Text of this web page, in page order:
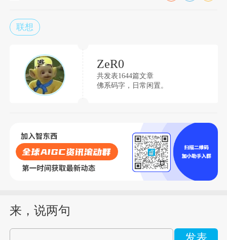
联想
ZeR0
共发表1644篇文章
佛系码字，日常闲置。
来，说两句